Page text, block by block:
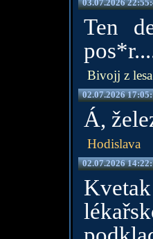
03.07.2026
Ten
Bivojj z lesa
02.07.2026
Á,
Hodislava
02.07.2026